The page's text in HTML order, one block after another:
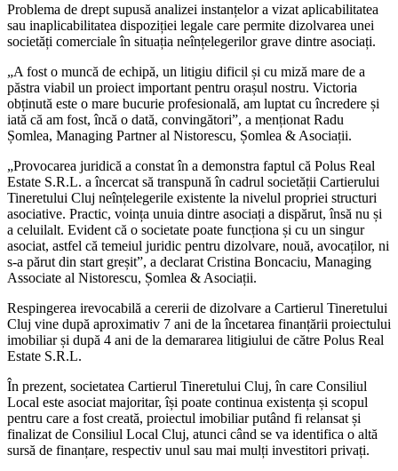
Problema de drept supusă analizei instanțelor a vizat aplicabilitatea
sau inaplicabilitatea dispoziției legale care permite dizolvarea unei
societăți comerciale în situația neînțelegerilor grave dintre asociați.
„A fost o muncă de echipă, un litigiu dificil și cu miză mare de a
păstra viabil un proiect important pentru orașul nostru. Victoria
obținută este o mare bucurie profesională, am luptat cu încredere și
iată că am fost, încă o dată, convingători”, a menționat Radu
Șomlea, Managing Partner al Nistorescu, Șomlea & Asociații.
„Provocarea juridică a constat în a demonstra faptul că Polus Real
Estate S.R.L. a încercat să transpună în cadrul societății Cartierului
Tineretului Cluj neînțelegerile existente la nivelul propriei structuri
asociative. Practic, voința unuia dintre asociați a dispărut, însă nu și
a celuilalt. Evident că o societate poate funcționa și cu un singur
asociat, astfel că temeiul juridic pentru dizolvare, nouă, avocaților, ni
s-a părut din start greșit”, a declarat Cristina Boncaciu, Managing
Associate al Nistorescu, Șomlea & Asociații.
Respingerea irevocabilă a cererii de dizolvare a Cartierul Tineretului
Cluj vine după aproximativ 7 ani de la încetarea finanțării proiectului
imobiliar și după 4 ani de la demararea litigiului de către Polus Real
Estate S.R.L.
În prezent, societatea Cartierul Tineretului Cluj, în care Consiliul
Local este asociat majoritar, își poate continua existența și scopul
pentru care a fost creată, proiectul imobiliar putând fi relansat și
finalizat de Consiliul Local Cluj, atunci când se va identifica o altă
sursă de finanțare, respectiv unul sau mai mulți investitori privați.